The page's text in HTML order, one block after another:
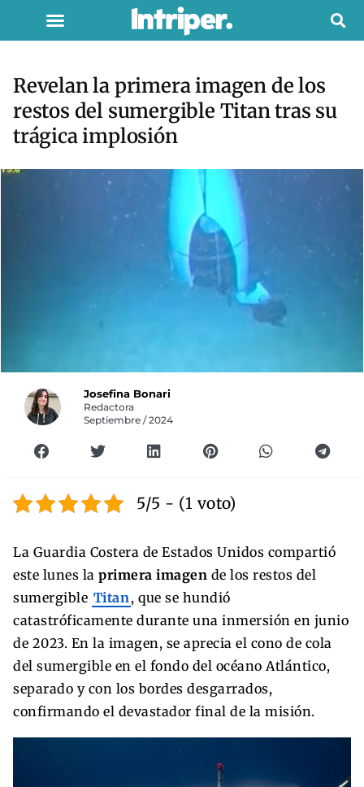
Revelan la primera imagen de los
restos del sumergible Titan tras su
trágica implosión
Josefina Bonari
Redactora
Septiembre / 2024
5/5 - (1 voto)
La Guardia Costera de Estados Unidos compartió
este lunes la primera imagen de los restos del
sumergible Titan , que se hundió
catastróficamente durante una inmersión en junio
de 2023. En la imagen, se aprecia el cono de cola
del sumergible en el fondo del océano Atlántico,
separado y con los bordes desgarrados,
confirmando el devastador final de la misión.